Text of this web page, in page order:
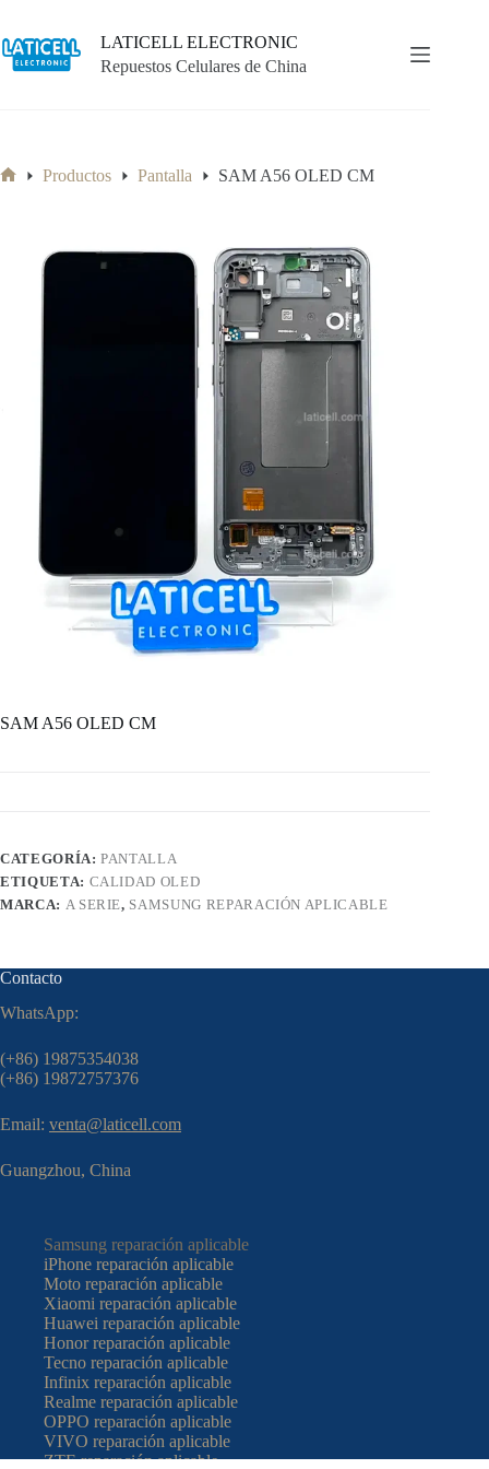
contenido
LATICELL ELECTRONIC
Repuestos Celulares de China
Productos Pantalla SAM A56 OLED CM
SAM A56 OLED CM
CATEGORÍA:PANTALLA
ETIQUETA: CALIDAD OLED
MARCA: A SERIE, SAMSUNG REPARACIÓN APLICABLE
Contacto
WhatsApp:
(+86) 19875354038
(+86) 19872757376
Email: venta@laticell.com
Guangzhou, China
Samsung reparación aplicable
iPhone reparación aplicable
Moto reparación aplicable
Xiaomi reparación aplicable
Huawei reparación aplicable
Honor reparación aplicable
Tecno reparación aplicable
Infinix reparación aplicable
Realme reparación aplicable
OPPO reparación aplicable
VIVO reparación aplicable
ZTE reparación aplicable